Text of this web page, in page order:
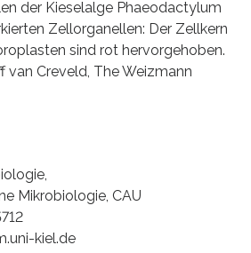
der Kieselalge Phaeodactylum
Zellorganellen: Der Zellkern
sind rot hervorgehoben.
van Creveld, The Weizmann
Mikrobiologie, CAU
kiel.de